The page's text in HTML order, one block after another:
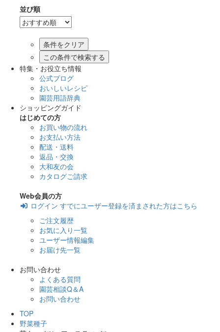
並び順
この条件で検索する
特集・お役立ち情報
公式ブログ
おいしいレシピ
園芸用語辞典
ショッピングガイド
はじめての方
お買い物の流れ
お支払い方法
配送・送料
返品・交換
大和友の会
カタログご請求
Web会員の方
ログイン すでにユーザー登録を済まされた方はこちら
ご注文履歴
お気に入り一覧
ユーザー情報編集
お届け先一覧
お問い合わせ
よくある質問
園芸相談Q＆A
お問い合わせ
TOP
野菜種子